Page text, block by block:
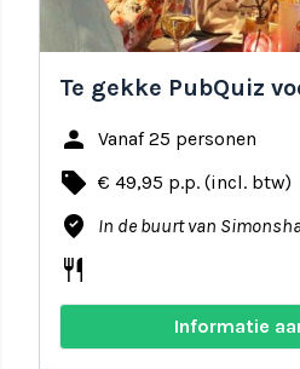
Te gekke PubQuiz
person Vanaf 25 personen
local_offer € 49,95 p.p. (incl. btw)
where_to_vote In de buurt van
restaurant
Informatie